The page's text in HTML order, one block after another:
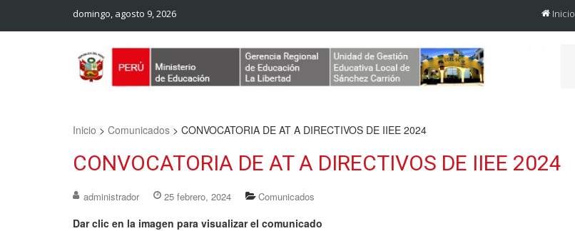
domingo, agosto 9, 2026 Inicio
Inicio > Comunicados > CONVOCATORIA DE AT A DIRECTIVOS DE IIEE 2024
CONVOCATORIA DE AT A DIRECTIVOS DE IIEE 2024
administrador 25 febrero, 2024 Comunicados
Dar clic en la imagen para visualizar el comunicado